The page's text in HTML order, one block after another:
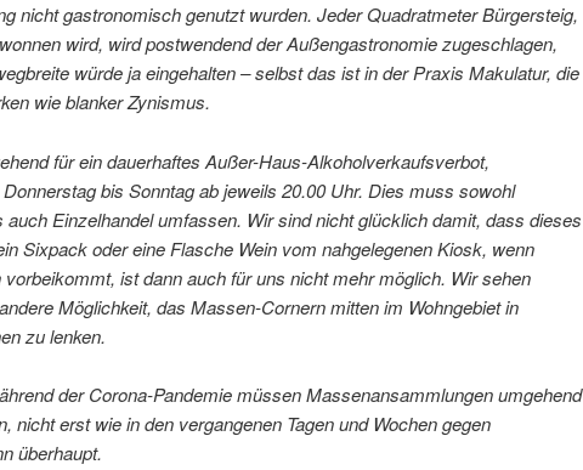
nicht gastronomisch genutzt wurden. Jeder Quadratmeter Bürgersteig,
wird, wird postwendend der Außengastronomie zugeschlagen,
würde ja eingehalten – selbst das ist in der Praxis Makulatur, die
wie blanker Zynismus.
für ein dauerhaftes Außer-Haus-Alkoholverkaufsverbot,
bis Sonntag ab jeweils 20.00 Uhr. Dies muss sowohl
auch Einzelhandel umfassen. Wir sind nicht glücklich damit, dass dieses
Sixpack oder eine Flasche Wein vom nahgelegenen Kiosk, wenn
ist dann auch für uns nicht mehr möglich. Wir sehen
Möglichkeit, das Massen-Cornern mitten im Wohngebiet in
zu lenken.
der Corona-Pandemie müssen Massenansammlungen umgehend
nicht erst wie in den vergangenen Tagen und Wochen gegen
überhaupt.